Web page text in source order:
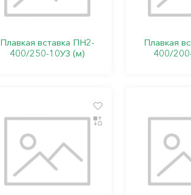
Плавкая вставка ПН2-
400/250-10УЗ (м)
Плавкая
400/